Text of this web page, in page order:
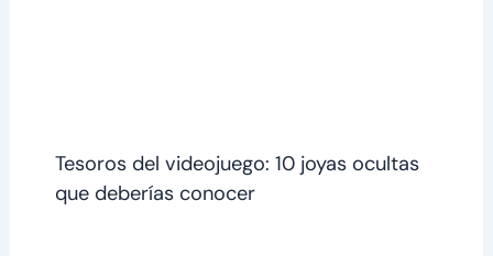
Tesoros del videojuego: 10 joyas ocultas
que deberías conocer